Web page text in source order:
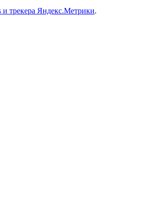
и трекера Яндекс.Метрики.